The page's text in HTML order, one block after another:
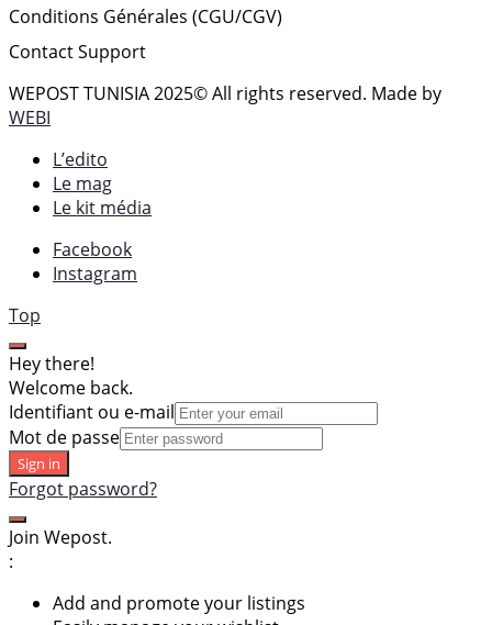
Conditions Générales (CGU/CGV)
Contact Support
WEPOST TUNISIA 2025© All rights reserved. Made by
WEBI
L’edito
Le mag
Le kit média
Facebook
Instagram
Top
Hey there!
Welcome back.
Identifiant ou e-mail
Mot de passe
Sign in
Forgot password?
Join Wepost.
:
Add and promote your listings